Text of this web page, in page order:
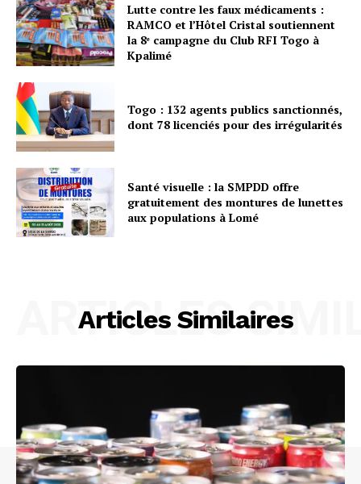
Lutte contre les faux médicaments :
RAMCO et l’Hôtel Cristal soutiennent
la 8ᵉ campagne du Club RFI Togo à
Kpalimé
Togo : 132 agents publics sanctionnés,
dont 78 licenciés pour des irrégularités
Santé visuelle : la SMPDD offre
gratuitement des montures de lunettes
aux populations à Lomé
Articles Similaires
ARTICLES